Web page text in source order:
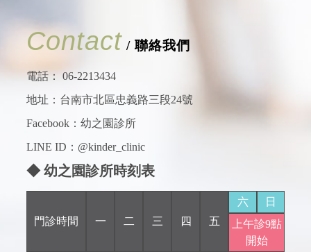
Contact / 聯絡我們
電話：
06-2213434
地址：台南市北區忠義路三段24號
Facebook： 幼之園診所
LINE ID：@kinder_clinic
◆ 幼之園診所時刻表
門診時間 一 二 三 四 五
六
日
上午診9點
開始